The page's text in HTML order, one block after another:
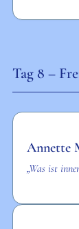
Tag 8 –
Annette
„Was ist